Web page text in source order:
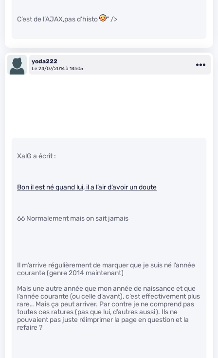
C’est de l’AJAX,pas d’histo " />
yoda222
Le 24/07/2014 à 14h05
XalG a écrit :
Bon il est né quand lui, il a l’air d’avoir un doute
66 Normalement mais on sait jamais
Il m’arrive régulièrement de marquer que je suis né l’année
courante (genre 2014 maintenant)
Mais une autre année que mon année de naissance et que
l’année courante (ou celle d’avant), c’est effectivement plus
rare… Mais ça peut arriver. Par contre je ne comprend pas
toutes ces ratures (pas que lui, d’autres aussi). Ils ne
pouvaient pas juste réimprimer la page en question et la
refaire ?